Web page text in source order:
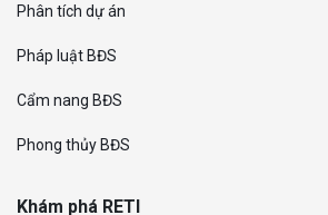
Phân tích dự án
Pháp luật BĐS
Cẩm nang BĐS
Phong thủy BĐS
Khám phá RETI